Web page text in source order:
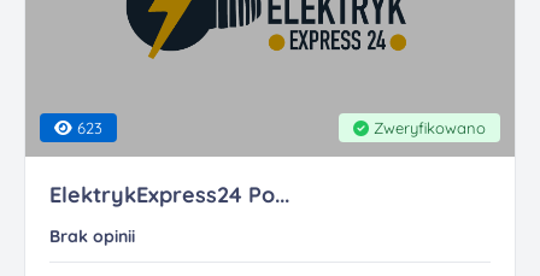
Zweryfikowano
623
ElektrykExpress24 Po...
Brak opinii